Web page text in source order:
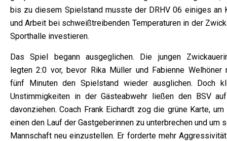
bis zu diesem Spielstand musste der DRHV 06 einiges an
und Arbeit bei schweißtreibenden Temperaturen in der
Sporthalle investieren.
Das Spiel begann ausgeglichen. Die jungen
legten 2:0 vor, bevor Rika Müller und Fabienne Welhöner
fünf Minuten den Spielstand wieder ausglichen. Doch
Unstimmigkeiten in der Gästeabwehr ließen den BSV
davonziehen. Coach Frank Eichardt zog die grüne Karte, um
einen den Lauf der Gastgeberinnen zu unterbrechen und um
Mannschaft neu einzustellen. Er forderte mehr